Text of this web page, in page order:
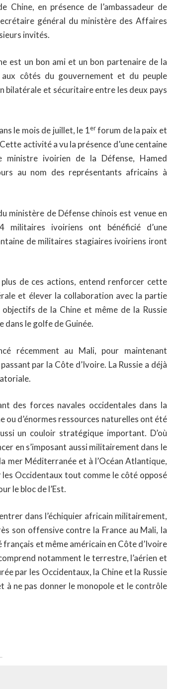
Chine, en présence de l’ambassadeur de
général du ministère des Affaires
invités.
est un bon ami et un bon partenaire de la
côtés du gouvernement et du peuple
bilatérale et sécuritaire entre les deux pays
le mois de juillet, le 1erforum de la paix et
activité a vu la présence d’une centaine
ministre ivoirien de la Défense, Hamed
au nom des représentants africains à
ministère de Défense chinois est venue en
militaires ivoiriens ont bénéficié d’une
de militaires stagiaires ivoiriens iront
plus de ces actions, entend renforcer cette
et élever la collaboration avec la partie
objectifs de la Chine et même de la Russie
dans le golfe de Guinée.
récemment au Mali, pour maintenant
par la Côte d’Ivoire. La Russie a déjà
des forces navales occidentales dans la
ou d’énormes ressources naturelles ont été
un couloir stratégique important. D’où
en s’imposant aussi militairement dans le
mer Méditerranée et à l’Océan Atlantique,
Occidentaux tout comme le côté opposé
le bloc de l’Est.
dans l’échiquier africain militairement,
son offensive contre la France au Mali, la
et même américain en Côte d’Ivoire
notamment le terrestre, l’aérien et
par les Occidentaux, la Chine et la Russie
à ne pas donner le monopole et le contrôle